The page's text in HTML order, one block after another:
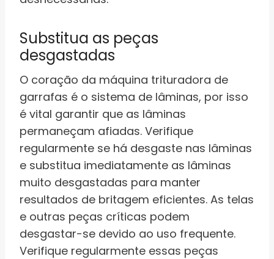
Substitua as peças
desgastadas
O coração da máquina trituradora de
garrafas é o sistema de lâminas, por isso
é vital garantir que as lâminas
permaneçam afiadas. Verifique
regularmente se há desgaste nas lâminas
e substitua imediatamente as lâminas
muito desgastadas para manter
resultados de britagem eficientes. As telas
e outras peças críticas podem
desgastar-se devido ao uso frequente.
Verifique regularmente essas peças